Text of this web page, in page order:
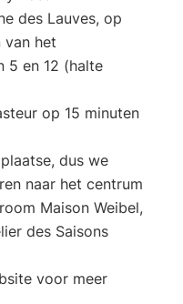
des Lauves, op
van het
5 en 12 (halte
op 15 minuten
dus we
naar het centrum
Maison Weibel,
des Saisons
voor meer